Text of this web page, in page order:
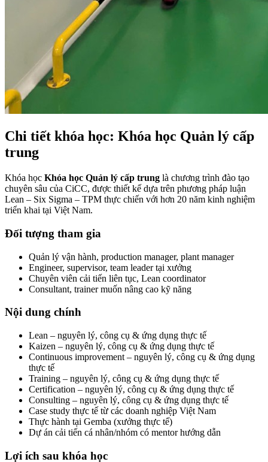
Chi tiết khóa học: Khóa học Quản lý cấp
trung
Khóa học Khóa học Quản lý cấp trung là chương trình đào tạo
chuyên sâu của CiCC, được thiết kế dựa trên phương pháp luận
Lean – Six Sigma – TPM thực chiến với hơn 20 năm kinh nghiệm
triển khai tại Việt Nam.
Đối tượng tham gia
Quản lý vận hành, production manager, plant manager
Engineer, supervisor, team leader tại xưởng
Chuyên viên cải tiến liên tục, Lean coordinator
Consultant, trainer muốn nâng cao kỹ năng
Nội dung chính
Lean – nguyên lý, công cụ & ứng dụng thực tế
Kaizen – nguyên lý, công cụ & ứng dụng thực tế
Continuous improvement – nguyên lý, công cụ & ứng dụng
thực tế
Training – nguyên lý, công cụ & ứng dụng thực tế
Certification – nguyên lý, công cụ & ứng dụng thực tế
Consulting – nguyên lý, công cụ & ứng dụng thực tế
Case study thực tế từ các doanh nghiệp Việt Nam
Thực hành tại Gemba (xưởng thực tế)
Dự án cải tiến cá nhân/nhóm có mentor hướng dẫn
Lợi ích sau khóa học